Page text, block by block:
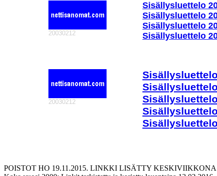
20030212
Sisällysluettelo
Sisällysluettelo
Sisällysluettelo
Sisällysluettelo
20030212
POISTOT HO 19.11.2015. LINKKI LISÄTTY KESKIVIIKKONA